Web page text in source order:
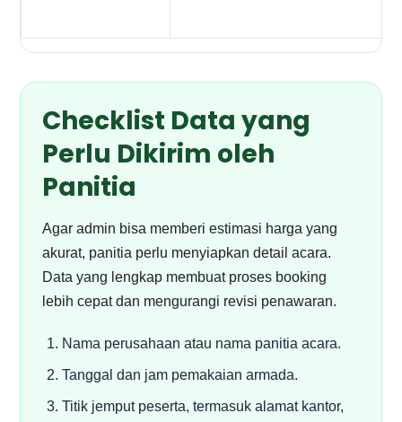
Checklist Data yang
Perlu Dikirim oleh
Panitia
Agar admin bisa memberi estimasi harga yang
akurat, panitia perlu menyiapkan detail acara.
Data yang lengkap membuat proses booking
lebih cepat dan mengurangi revisi penawaran.
Nama perusahaan atau nama panitia acara.
Tanggal dan jam pemakaian armada.
Titik jemput peserta, termasuk alamat kantor,